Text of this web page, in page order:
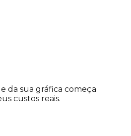
da sua gráfica começa
custos reais.